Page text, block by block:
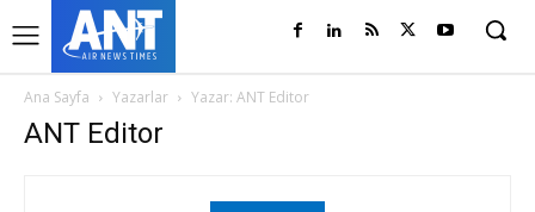
Ana Sayfa Yazarlar Yazar: ANT Editor
ANT Editor